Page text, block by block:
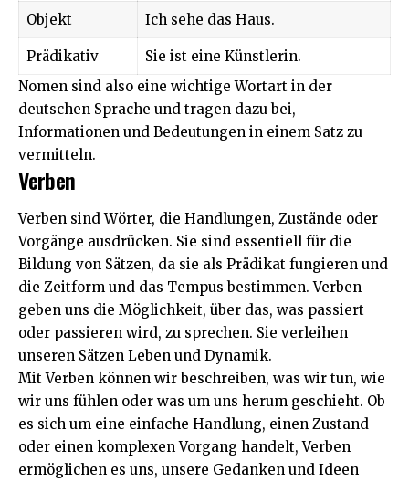
Objekt Ich sehe das Haus.
Prädikativ
Sie ist eine Künstlerin.
Nomen sind also eine wichtige Wortart in der
deutschen Sprache und tragen dazu bei,
Informationen und Bedeutungen in einem Satz zu
vermitteln.
Verben
Verben sind Wörter, die Handlungen, Zustände oder
Vorgänge ausdrücken. Sie sind essentiell für die
Bildung von Sätzen, da sie als Prädikat fungieren und
die Zeitform und das Tempus bestimmen. Verben
geben uns die Möglichkeit, über das, was passiert
oder passieren wird, zu sprechen. Sie verleihen
unseren Sätzen Leben und Dynamik.
Mit Verben können wir beschreiben, was wir tun, wie
wir uns fühlen oder was um uns herum geschieht. Ob
es sich um eine einfache Handlung, einen Zustand
oder einen komplexen Vorgang handelt, Verben
ermöglichen es uns, unsere Gedanken und Ideen